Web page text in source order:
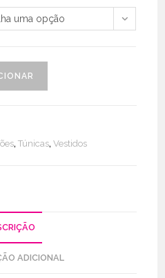
uma opção
,Túnicas,Vestidos
ADICIONAL